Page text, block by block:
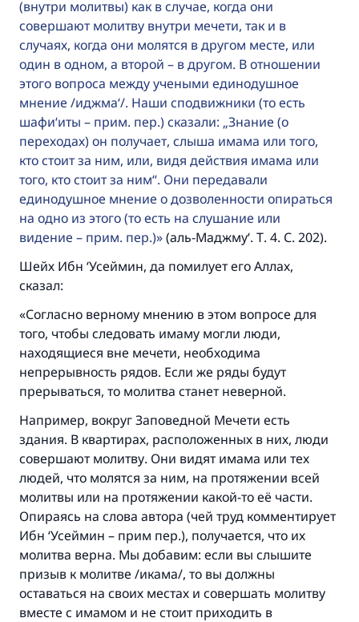
(внутри молитвы) как в случае, когда они
совершают молитву внутри мечети, так и в
случаях, когда они молятся в другом месте, или
один в одном, а второй – в другом. В отношении
этого вопроса между учеными единодушное
мнение /иджма‘/. Наши сподвижники (то есть
шафи‘иты – прим. пер.) сказали: „Знание (о
переходах) он получает, слыша имама или того,
кто стоит за ним, или, видя действия имама или
того, кто стоит за ним“. Они передавали
единодушное мнение о дозволенности опираться
на одно из этого (то есть на слушание или
видение – прим. пер.) (аль-Маджму‘. Т. 4. С. 202).
Шейх Ибн ‘Усеймин, да помилует его Аллах,
сказал:
«Согласно верному мнению в этом вопросе для
того, чтобы следовать имаму могли люди,
находящиеся вне мечети, необходима
непрерывность рядов. Если же ряды будут
прерываться, то молитва станет неверной.
Например, вокруг Заповедной Мечети есть
здания. В квартирах, расположенных в них, люди
совершают молитву. Они видят имама или тех
людей, что молятся за ним, на протяжении всей
молитвы или на протяжении какой-то её части.
Опираясь на слова автора (чей труд комментирует
Ибн ‘Усеймин – прим пер.), получается, что их
молитва верна. Мы добавим: если вы слышите
призыв к молитве /икама/, то вы должны
оставаться на своих местах и совершать молитву
вместе с имамом и не стоит приходить в
Ответ № 110845 помог сохранить
брак.
Помогите нам предоставить ответы Умме
Посланник Аллаха, мир ему и
благословение, сказал:
«Указавшему на благое (полагается) такая
(МУСЛИМ, № 1893).
Участвуйте сейчас!